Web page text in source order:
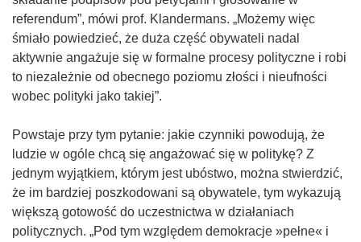
referendum”, mówi prof. Klandermans. „Możemy więc
śmiało powiedzieć, że duża część obywateli nadal
aktywnie angażuje się w formalne procesy polityczne i robi
to niezależnie od obecnego poziomu złości i nieufności
wobec polityki jako takiej”.
Powstaje przy tym pytanie: jakie czynniki powodują, że
ludzie w ogóle chcą się angażować się w politykę? Z
jednym wyjątkiem, którym jest ubóstwo, można stwierdzić,
że im bardziej poszkodowani są obywatele, tym wykazują
większą gotowość do uczestnictwa w działaniach
politycznych. „Pod tym względem demokracje »pełne« i